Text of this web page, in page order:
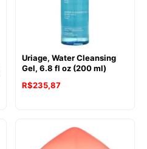
Uriage, Water Cleansing
Gel, 6.8 fl oz (200 ml)
R$235,87